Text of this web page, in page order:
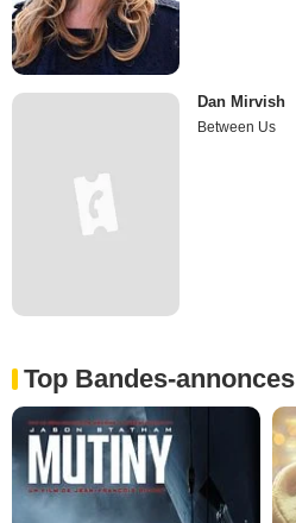
Dan Mirvish
Between Us
Top Bandes-annonces